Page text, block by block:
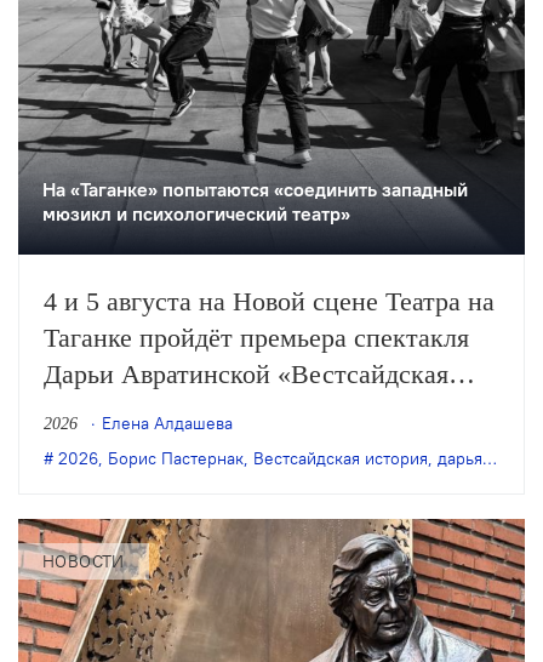
На «Таганке» попытаются «соединить западный
мюзикл и психологический театр»
4 и 5 августа на Новой сцене Театра на
Таганке пройдёт премьера спектакля
Дарьи Авратинской «Вестсайдская
история».
2026
Елена Алдашева
2026 Борис Пастернак Вестсайдская история дарья авратинская
НОВОСТИ